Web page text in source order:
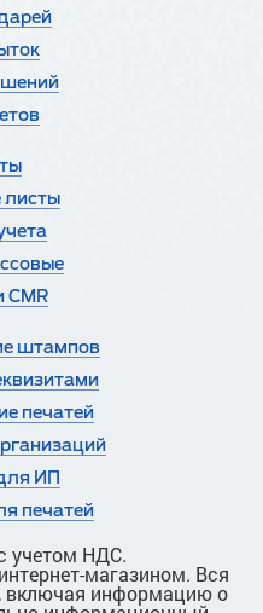
листы
CMR
штампов
печатей
ИП
печатей
учетом НДС.
магазином. Вся
включая информацию о